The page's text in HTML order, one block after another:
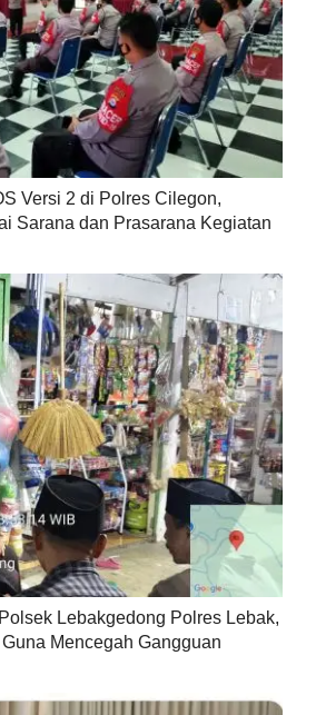
Versi 2 di Polres Cilegon,
Sarana dan Prasarana Kegiatan
Lebakgedong Polres Lebak,
Mencegah Gangguan